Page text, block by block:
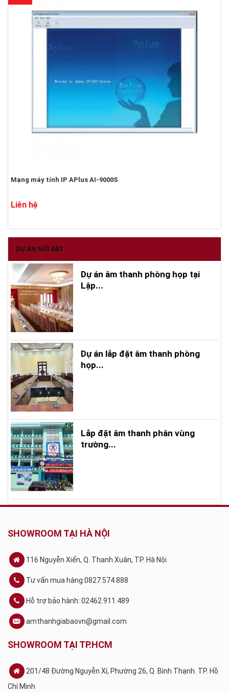
Mạng máy tính IP APlus AI-9000S
Liên hệ
DỰ ÁN NỔI BẬT
Dự án âm thanh phòng họp tại
Lập...
Dự án lắp đặt âm thanh phòng
họp...
Lắp đặt âm thanh phân vùng
trường...
SHOWROOM TẠI HÀ NỘI
116 Nguyễn Xiển, Q. Thanh Xuân, TP. Hà Nội
Tư vấn mua hàng:0827.574.888
Hỗ trợ bảo hành: 02462.911.489
amthanhgiabaovn@gmail.com
SHOWROOM TẠI TP.HCM
201/48 Đường Nguyễn Xí, Phường 26, Q. Bình Thạnh. TP. Hồ
Chí Minh